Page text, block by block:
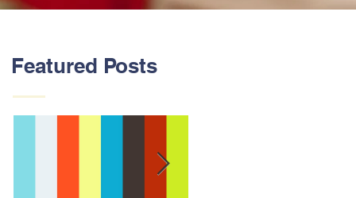
Featured Posts